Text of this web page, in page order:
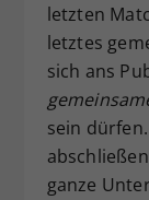
letzten
letztes
sich ans
sein
ganze